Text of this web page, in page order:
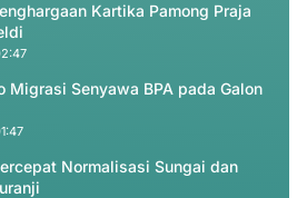
Kartika Pamong Praja
Migrasi Senyawa BPA pada Galon
Normalisasi Sungai dan